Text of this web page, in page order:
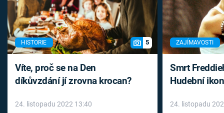
HISTORIE 5
Víte, proč se na Den
díkůvzdání jí zrovna krocan?
24. listopadu 2022 13:40
ZAJÍMAVOSTI
Smrt
Hudební
léky
24. listopadu